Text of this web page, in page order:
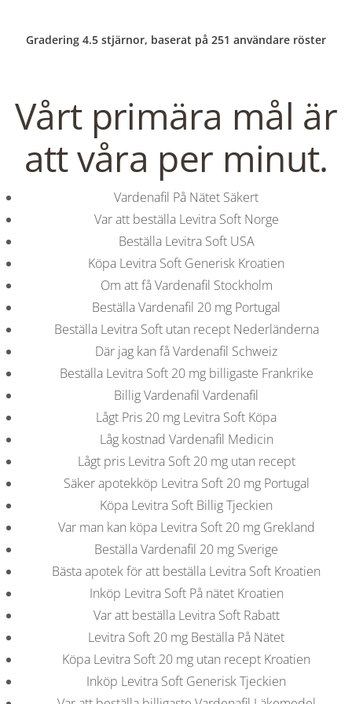
C
o
p
p
Navigation
Köpa Vardenafil på nätet
Uncategorizedby admin December 9, 2021
Gradering 4.5 stjärnor, baserat på 251 användare röster
Vårt primära mål är
att våra per minut.
Vardenafil På Nätet Säkert
Var att beställa Levitra Soft Norge
Beställa Levitra Soft USA
Köpa Levitra Soft Generisk Kroatien
Om att få Vardenafil Stockholm
Beställa Vardenafil 20 mg Portugal
Beställa Levitra Soft utan recept Nederländerna
Där jag kan få Vardenafil Schweiz
Beställa Levitra Soft 20 mg billigaste Frankrike
Billig Vardenafil Vardenafil
Lågt Pris 20 mg Levitra Soft Köpa
Låg kostnad Vardenafil Medicin
Lågt pris Levitra Soft 20 mg utan recept
Säker apotekköp Levitra Soft 20 mg Portugal
Köpa Levitra Soft Billig Tjeckien
Var man kan köpa Levitra Soft 20 mg Grekland
Beställa Vardenafil 20 mg Sverige
Bästa apotek för att beställa Levitra Soft Kroatien
Inköp Levitra Soft På nätet Kroatien
Var att beställa Levitra Soft Rabatt
Levitra Soft 20 mg Beställa På Nätet
Köpa Levitra Soft 20 mg utan recept Kroatien
Inköp Levitra Soft Generisk Tjeckien
HOME AKTUELL
IMPRESSUM
COVID GÄSTEREGISTRIERUNG BRUNCH
COPYRIGHT @ COPPER BOWLS GMBH 2024